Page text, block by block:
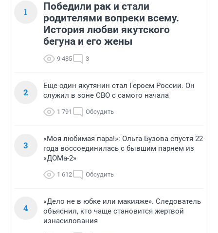
1
Победили рак и стали
родителями вопреки всему.
История любви якутского
бегуна и его жены
9 485 3
2
Еще один якутянин стал Героем России. Он
служил в зоне СВО с самого начала
1 791 Обсудить
3
«Моя любимая пара!»: Ольга Бузова спустя 22
года воссоединилась с бывшим парнем из
«ДОМа-2»
1 612 Обсудить
4
«Дело не в юбке или макияже». Следователь
объяснил, кто чаще становится жертвой
изнасилования